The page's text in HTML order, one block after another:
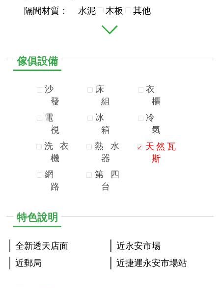
隔間材質：
水泥 木板 其他
傢俱設備
沙
發
電
視
洗
衣
機
網
路
床
組
冰
箱
熱
水
器
第
四
台
衣
櫃
冷
氣
天 然 瓦
斯
特色說明
全新透天店面
近郵局
近永安市場
近捷運永安市場站